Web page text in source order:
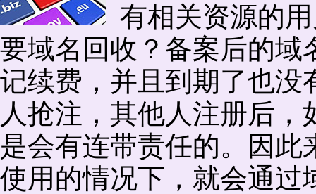
有相关资源的
要域名回收？备案后的域
记续费，并且到期了也没
人抢注，其他人注册后
是会有连带责任的。因
使用的情况下，就会通过